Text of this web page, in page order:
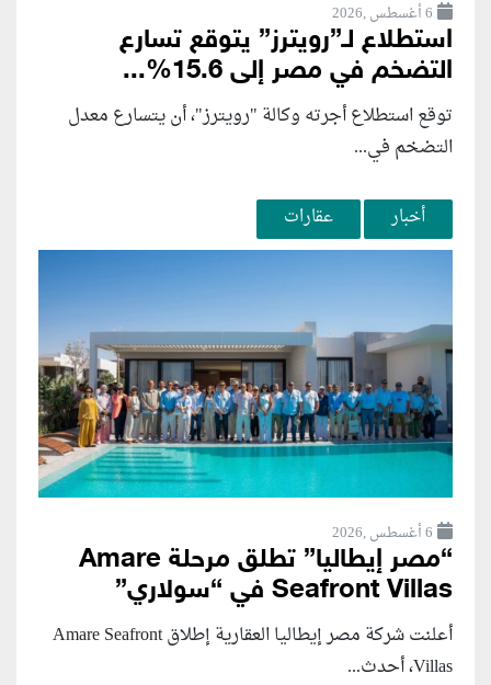
6 أغسطس ,2026
استطلاع لـ”رويترز” يتوقع تسارع
التضخم في مصر إلى 15.6%...
توقع استطلاع أجرته وكالة "رويترز"، أن يتسارع ‌معدل
التضخم في...
أخبار عقارات
6 أغسطس ,2026
“مصر إيطاليا” تطلق مرحلة Amare
Seafront Villas في “سولاري”
أعلنت شركة مصر إيطاليا العقارية إطلاق Amare Seafront
Villas، أحدث...